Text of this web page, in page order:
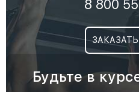
8 800
Будьте в